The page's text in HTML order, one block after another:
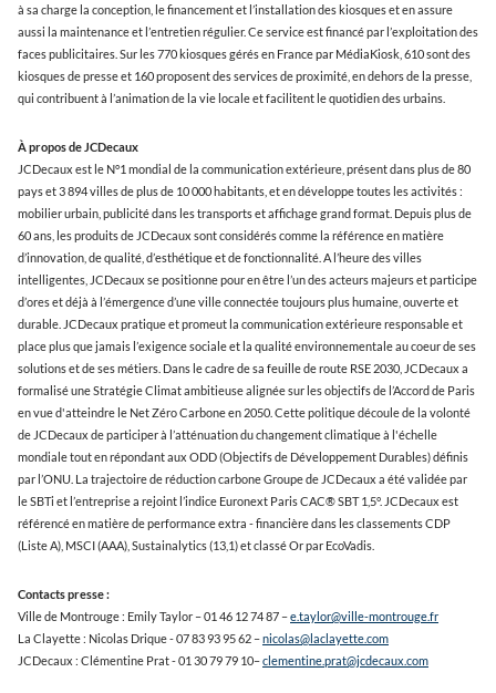
à sa charge la conception, le financement et l’installation des kiosques et en assure
aussi la maintenance et l’entretien régulier. Ce service est financé par l’exploitation des
faces publicitaires. Sur les 770 kiosques gérés en France par MédiaKiosk, 610 sont des
kiosques de presse et 160 proposent des services de proximité, en dehors de la presse,
qui contribuent à l’animation de la vie locale et facilitent le quotidien des urbains.
À propos de JCDecaux
JCDecaux est le N°1 mondial de la communication extérieure, présent dans plus de 80
pays et 3 894 villes de plus de 10 000 habitants, et en développe toutes les activités :
mobilier urbain, publicité dans les transports et affichage grand format. Depuis plus de
60 ans, les produits de JCDecaux sont considérés comme la référence en matière
d’innovation, de qualité, d’esthétique et de fonctionnalité. A l’heure des villes
intelligentes, JCDecaux se positionne pour en être l’un des acteurs majeurs et participe
d’ores et déjà à l’émergence d’une ville connectée toujours plus humaine, ouverte et
durable. JCDecaux pratique et promeut la communication extérieure responsable et
place plus que jamais l’exigence sociale et la qualité environnementale au coeur de ses
solutions et de ses métiers. Dans le cadre de sa feuille de route RSE 2030, JCDecaux a
formalisé une Stratégie Climat ambitieuse alignée sur les objectifs de l’Accord de Paris
en vue d'atteindre le Net Zéro Carbone en 2050. Cette politique découle de la volonté
de JCDecaux de participer à l’atténuation du changement climatique à l'échelle
mondiale tout en répondant aux ODD (Objectifs de Développement Durables) définis
par l’ONU. La trajectoire de réduction carbone Groupe de JCDecaux a été validée par
le SBTi et l’entreprise a rejoint l’indice Euronext Paris CAC® SBT 1,5°. JCDecaux est
référencé en matière de performance extra - financière dans les classements CDP
(Liste A), MSCI (AAA), Sustainalytics (13,1) et classé Or par EcoVadis.
Contacts presse :
Ville de Montrouge : Emily Taylor – 01 46 12 74 87 –e.taylor@ville-montrouge.fr
La Clayette : Nicolas Drique - 07 83 93 95 62 –nicolas@laclayette.com
JCDecaux : Clémentine Prat - 01 30 79 79 10–clementine.prat@jcdecaux.com